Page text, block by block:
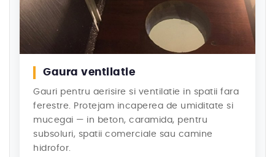
Gaura ventilatie
Gauri pentru aerisire si ventilatie in spatii fara
ferestre. Protejam incaperea de umiditate si
mucegai — in beton, caramida, pentru
subsoluri, spatii comerciale sau camine
hidrofor.